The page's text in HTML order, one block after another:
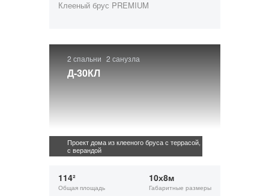
Клееный брус PREMIUM
2 спальни 2 санузла
Д-30КЛ
Проект дома из клееного бруса с террасой,
с верандой
114²
Общая площадь
10х8м
Габаритные размеры